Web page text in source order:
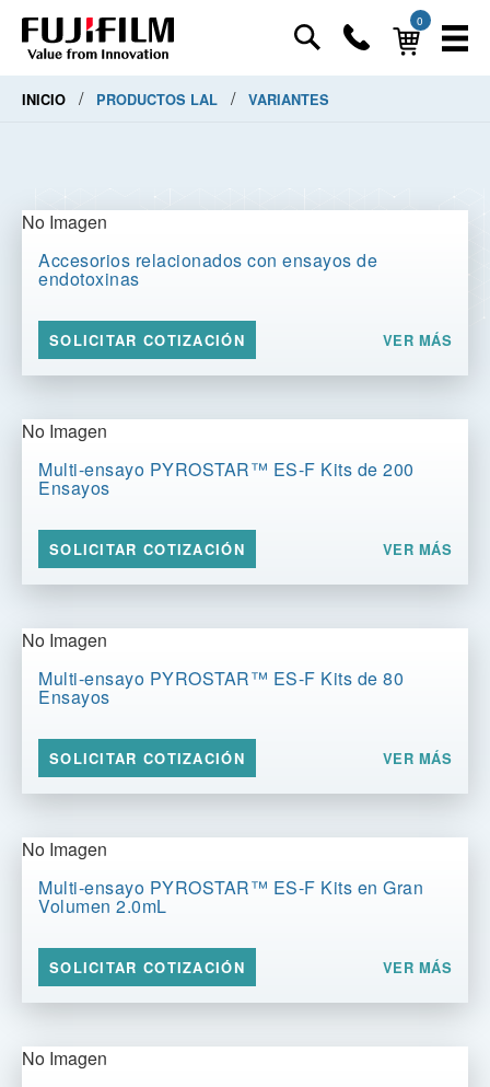
0
INICIO / PRODUCTOS LAL / VARIANTES
No Imagen
Accesorios relacionados con ensayos de
endotoxinas
SOLICITAR COTIZACIÓN VER MÁS
No Imagen
Multi-ensayo PYROSTAR™ ES-F Kits de 200
Ensayos
SOLICITAR COTIZACIÓN VER MÁS
No Imagen
Multi-ensayo PYROSTAR™ ES-F Kits de 80
Ensayos
SOLICITAR COTIZACIÓN VER MÁS
No Imagen
Multi-ensayo PYROSTAR™ ES-F Kits en Gran
Volumen 2.0mL
SOLICITAR COTIZACIÓN VER MÁS
No Imagen